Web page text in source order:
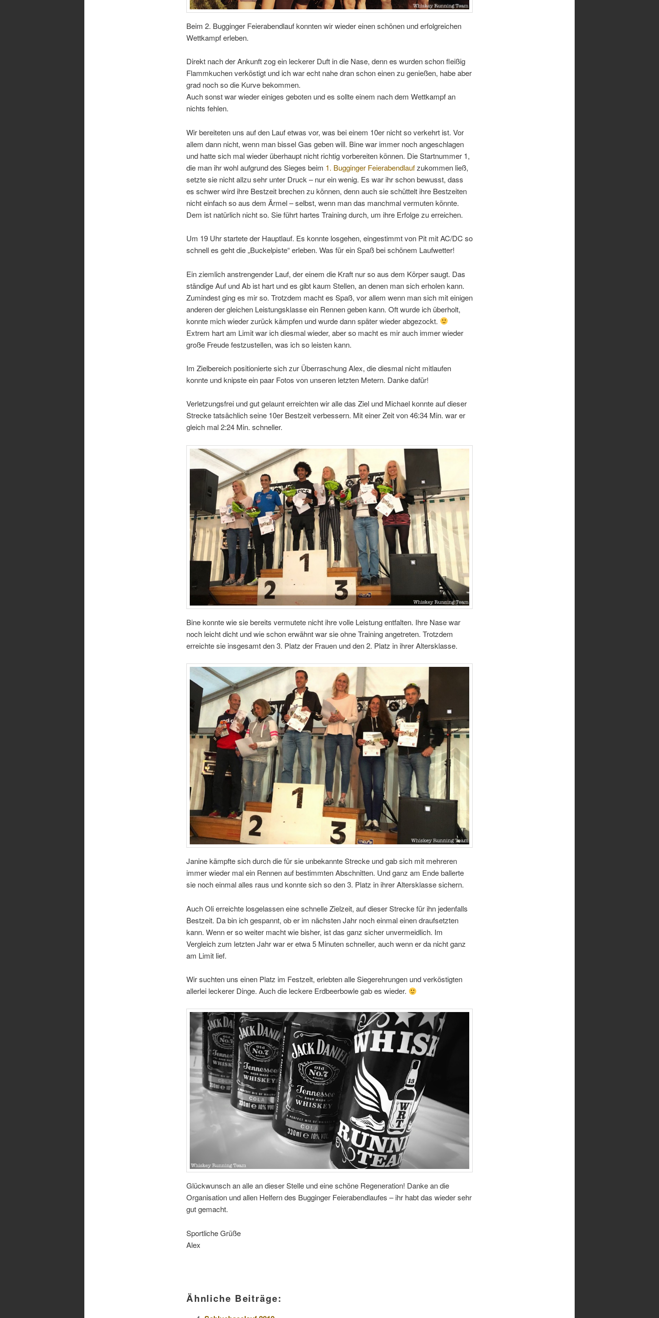
Beim 2. Bugginger Feierabendlauf konnten wir wieder einen schönen und erfolgreichen
Wettkampf erleben.
Direkt nach der Ankunft zog ein leckerer Duft in die Nase, denn es wurden schon fleißig
Flammkuchen verköstigt und ich war echt nahe dran schon einen zu genießen, habe aber
grad noch so die Kurve bekommen.
Auch sonst war wieder einiges geboten und es sollte einem nach dem Wettkampf an
nichts fehlen.
Wir bereiteten uns auf den Lauf etwas vor, was bei einem 10er nicht so verkehrt ist. Vor
allem dann nicht, wenn man bissel Gas geben will. Bine war immer noch angeschlagen
und hatte sich mal wieder überhaupt nicht richtig vorbereiten können. Die Startnummer 1,
die man ihr wohl aufgrund des Sieges beim 1. Bugginger Feierabendlaufzukommen ließ,
setzte sie nicht allzu sehr unter Druck – nur ein wenig. Es war ihr schon bewusst, dass
es schwer wird ihre Bestzeit brechen zu können, denn auch sie schüttelt ihre Bestzeiten
nicht einfach so aus dem Ärmel – selbst, wenn man das manchmal vermuten könnte.
Dem ist natürlich nicht so. Sie führt hartes Training durch, um ihre Erfolge zu erreichen.
Um 19 Uhr startete der Hauptlauf. Es konnte losgehen, eingestimmt von Pit mit AC/DC so
schnell es geht die „Buckelpiste“ erleben. Was für ein Spaß bei schönem Laufwetter!
Ein ziemlich anstrengender Lauf, der einem die Kraft nur so aus dem Körper saugt. Das
ständige Auf und Ab ist hart und es gibt kaum Stellen, an denen man sich erholen kann.
Zumindest ging es mir so. Trotzdem macht es Spaß, vor allem wenn man sich mit einigen
anderen der gleichen Leistungsklasse ein Rennen geben kann. Oft wurde ich überholt,
konnte mich wieder zurück kämpfen und wurde dann später wieder abgezockt.
Extrem hart am Limit war ich diesmal wieder, aber so macht es mir auch immer wieder
große Freude festzustellen, was ich so leisten kann.
Im Zielbereich positionierte sich zur Überraschung Alex, die diesmal nicht mitlaufen
konnte und knipste ein paar Fotos von unseren letzten Metern. Danke dafür!
Verletzungsfrei und gut gelaunt erreichten wir alle das Ziel und Michael konnte auf dieser
Strecke tatsächlich seine 10er Bestzeit verbessern. Mit einer Zeit von 46:34 Min. war er
gleich mal 2:24 Min. schneller.
Bine konnte wie sie bereits vermutete nicht ihre volle Leistung entfalten. Ihre Nase war
noch leicht dicht und wie schon erwähnt war sie ohne Training angetreten. Trotzdem
erreichte sie insgesamt den 3. Platz der Frauen und den 2. Platz in ihrer Altersklasse.
Janine kämpfte sich durch die für sie unbekannte Strecke und gab sich mit mehreren
immer wieder mal ein Rennen auf bestimmten Abschnitten. Und ganz am Ende ballerte
sie noch einmal alles raus und konnte sich so den 3. Platz in ihrer Altersklasse sichern.
Auch Oli erreichte losgelassen eine schnelle Zielzeit, auf dieser Strecke für ihn jedenfalls
Bestzeit. Da bin ich gespannt, ob er im nächsten Jahr noch einmal einen draufsetzten
kann. Wenn er so weiter macht wie bisher, ist das ganz sicher unvermeidlich. Im
Vergleich zum letzten Jahr war er etwa 5 Minuten schneller, auch wenn er da nicht ganz
am Limit lief.
Wir suchten uns einen Platz im Festzelt, erlebten alle Siegerehrungen und verköstigten
allerlei leckerer Dinge. Auch die leckere Erdbeerbowle gab es wieder.
Glückwunsch an alle an dieser Stelle und eine schöne Regeneration! Danke an die
Organisation und allen Helfern des Bugginger Feierabendlaufes – ihr habt das wieder sehr
gut gemacht.
Sportliche Grüße
Alex
Ähnliche Beiträge: